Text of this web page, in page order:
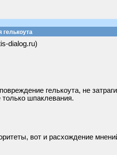
гелькоута
dialog.ru)
гелькоута, не
шпаклевания.
вот и расхождение